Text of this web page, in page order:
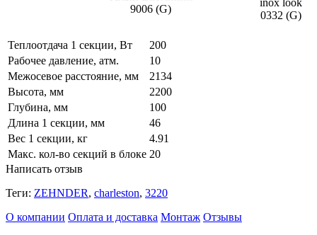
9006 (G)
0332 (G)
Теплоотдача 1 секции, Вт
200
Рабочее давление, атм.
10
Межосевое расстояние, мм
2134
Высота, мм
2200
Глубина, мм
100
Длина 1 секции, мм
46
Вес 1 секции, кг
4.91
Макс. кол-во секций в блоке 20
Написать отзыв
Теги: ZEHNDER, charleston, 3220
О компании Оплата и доставка Монтаж Отзывы